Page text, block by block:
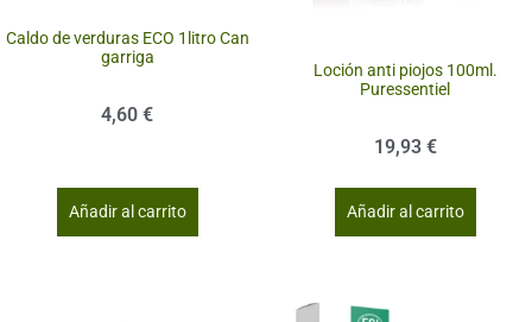
Caldo de verduras ECO 1litro Can
garriga
4,60 €
Añadir al carrito
Loción anti piojos 100ml.
Puressentiel
19,93 €
Añadir al carrito